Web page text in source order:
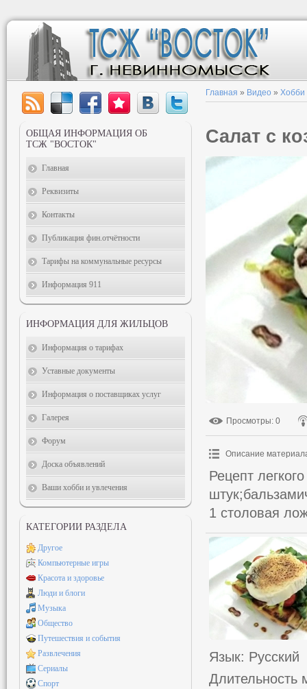
Главная » Видео » Хобби
Салат с
Просмотры: 0
Описание
Рецепт
1 столовая
Язык: Русский
Длительность
ОБЩАЯ ИНФОРМАЦИЯ ОБ
ТСЖ "ВОСТОК"
Главная
Реквизиты
Контакты
Публикация фин.отчётности
Тарифы на коммунальные ресурсы
Информация 911
ИНФОРМАЦИЯ ДЛЯ ЖИЛЬЦОВ
Информация о тарифах
Уставные документы
Информация о поставщиках услуг
Галерея
Форум
Доска объявлений
Ваши хобби и увлечения
КАТЕГОРИИ РАЗДЕЛА
Другое
Компьютерные игры
Красота и здоровье
Люди и блоги
Музыка
Общество
Путешествия и события
Развлечения
Сериалы
Спорт